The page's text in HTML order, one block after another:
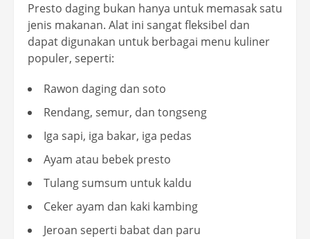
Presto daging bukan hanya untuk memasak satu
jenis makanan. Alat ini sangat fleksibel dan
dapat digunakan untuk berbagai menu kuliner
populer, seperti:
Rawon daging dan soto
Rendang, semur, dan tongseng
Iga sapi, iga bakar, iga pedas
Ayam atau bebek presto
Tulang sumsum untuk kaldu
Ceker ayam dan kaki kambing
Jeroan seperti babat dan paru